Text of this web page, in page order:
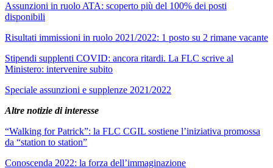
Assunzioni in ruolo ATA: scoperto più del 100% dei posti
disponibili
Risultati immissioni in ruolo 2021/2022: 1 posto su 2 rimane vacante
Stipendi supplenti COVID: ancora ritardi. La FLC scrive al
Ministero: intervenire subito
Speciale assunzioni e supplenze 2021/2022
Altre notizie di interesse
“Walking for Patrick”: la FLC CGIL sostiene l’iniziativa promossa
da “station to station”
Conoscenda 2022: la forza dell’immaginazione